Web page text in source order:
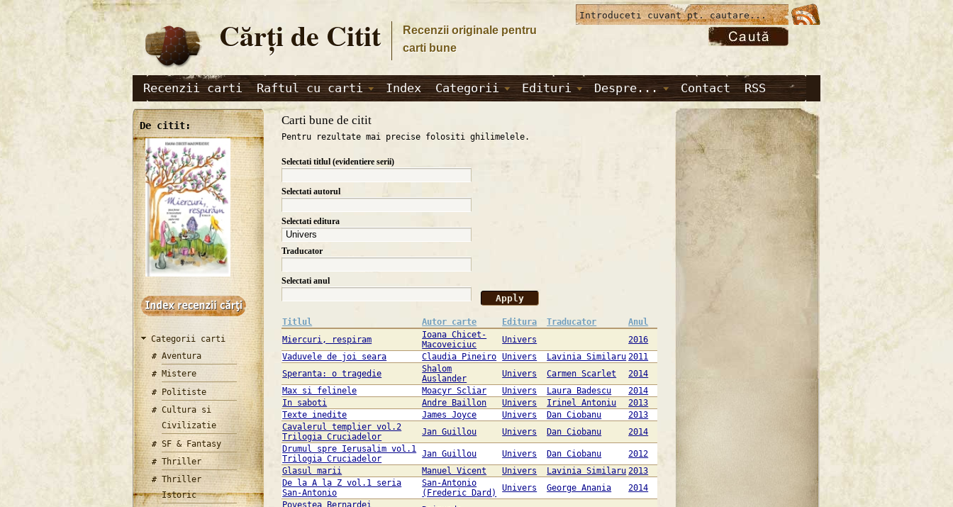
Cărţi de Citit
Recenzii originale pentru
carti bune
Recenzii carti Raftul cu carti Index Categorii Edituri Despre... Contact RSS
De citit:
Categorii carti
Aventura
Mistere
Politiste
Cultura si
Civilizatie
SF & Fantasy
Thriller
Thriller
Istoric
Carti bune de citit
Pentru rezultate mai precise folositi ghilimelele.
Selectati titlul (evidentiere serii)
Selectati autorul
Selectati editura
Traducator
Selectati anul
Titlul Autor carte Editura Traducator
Anul
Miercuri, respiram
Ioana Chicet-
Macoveiciuc
Univers
2016
Vaduvele de joi seara
Claudia Pineiro Univers Lavinia Similaru 2011
Speranta: o tragedie
Shalom
Auslander
Univers Carmen Scarlet
2014
Max si felinele
Moacyr Scliar Univers Laura Badescu
2014
In saboti
Andre Baillon Univers Irinel Antoniu
2013
Texte inedite
James Joyce Univers Dan Ciobanu
2013
Cavalerul templier vol.2
Trilogia Cruciadelor
Jan Guillou Univers Dan Ciobanu
2014
Drumul spre Ierusalim vol.1
Trilogia Cruciadelor
Jan Guillou Univers Dan Ciobanu
2012
Glasul marii
Manuel Vicent Univers Lavinia Similaru 2013
De la A la Z vol.1 seria
San-Antonio
San-Antonio
(Frederic Dard)
Univers George Anania
2014